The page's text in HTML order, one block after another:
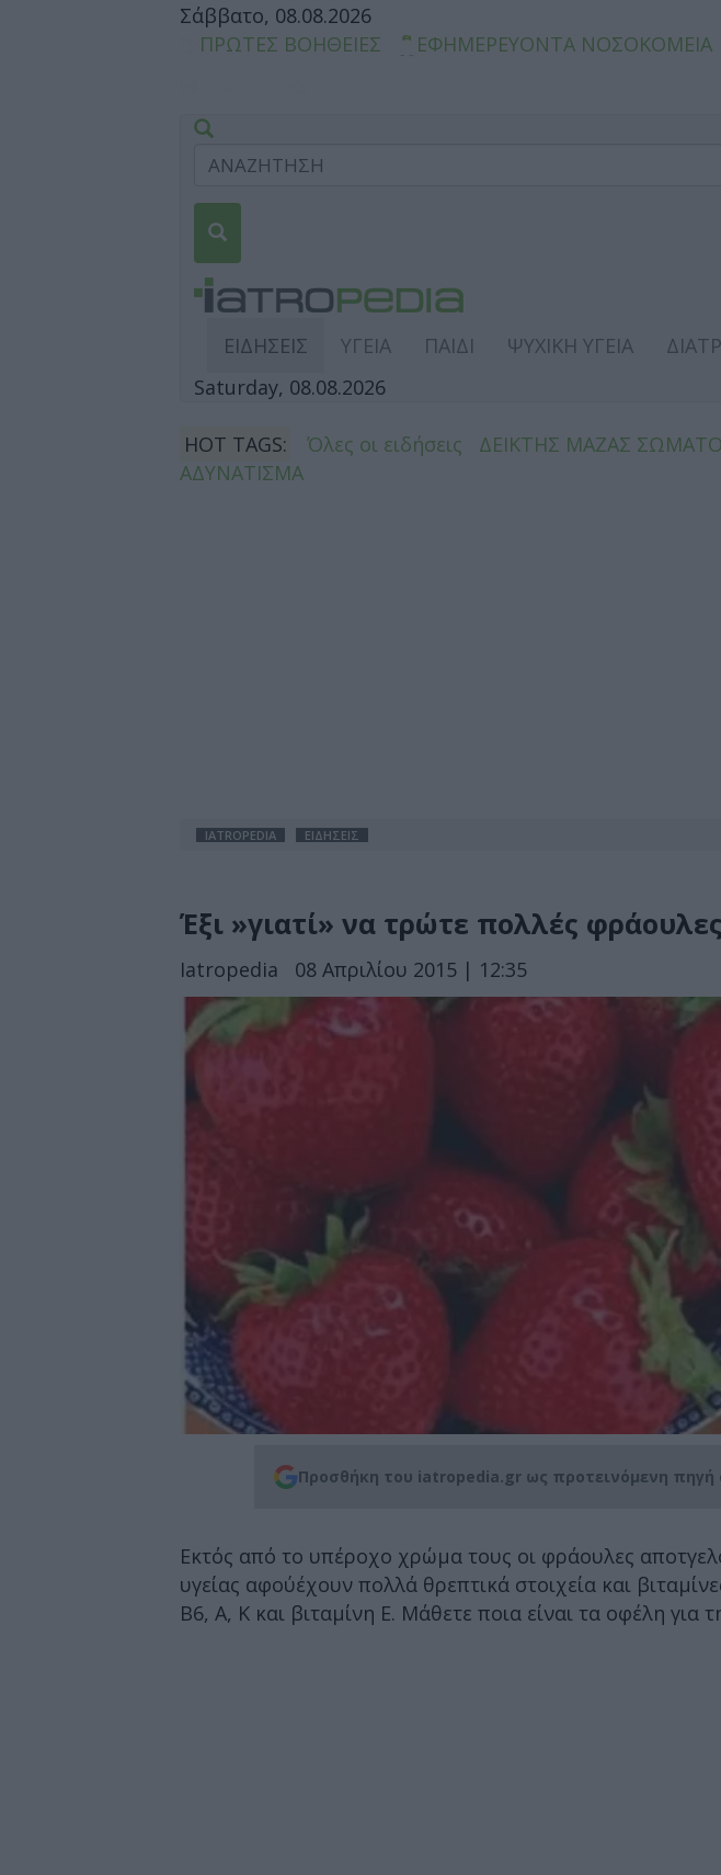
Σάββατο, 08.08.2026
ΠΡΩΤΕΣ ΒΟΗΘΕΙΕΣ
ΕΦΗΜΕΡΕΥΟΝΤΑ ΝΟΣΟΚΟΜΕΙΑ
ΕΙΔΗΣΕΙΣ ΥΓΕΙΑ ΠΑΙΔΙ ΨΥΧΙΚΗ ΥΓΕΙΑ
Saturday, 08.08.2026
HOT TAGS: Όλες οι ειδήσεις ΔΕΙΚΤΗΣ ΜΑΖΑΣ
ΑΔΥΝΑΤΙΣΜΑ
IATROPEDIA ΕΙΔΗΣΕΙΣ
Έξι »γιατί» να τρώτε πολλές φράουλες
Iatropedia 08 Απριλίου 2015 | 12:35
Προσθήκη του iatropedia.gr ως προτεινόμενη πηγή
Εκτός από το υπέροχο χρώμα τους οι φράουλες
υγείας αφούέχουν πολλά θρεπτικά στοιχεία και
B6, A, K και βιταμίνη E. Μάθετε ποια είναι τα οφέλη για